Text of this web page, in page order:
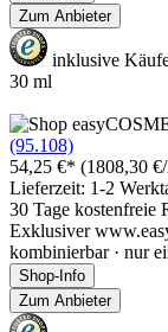
Zum Anbieter
inklusive
30 ml
(95.108)
54,25 €* (1808,30
Lieferzeit: 1-2
30 Tage kostenfreie
Exklusiver
kombinierbar · nur
Shop-Info
Zum Anbieter